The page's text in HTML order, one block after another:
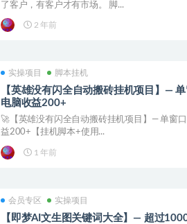
了客户，有客户才有市场。 脚...
2 年前
实操项目 脚本挂机
【英雄没有闪全自动搬砖挂机项目】—
电脑收益200+
🚀【英雄没有闪全自动搬砖挂机项目】— 单窗
益200+【挂机脚本+使用...
1 年前
会员专区 实操项目
【即梦AI文生图关键词大全】— 超过